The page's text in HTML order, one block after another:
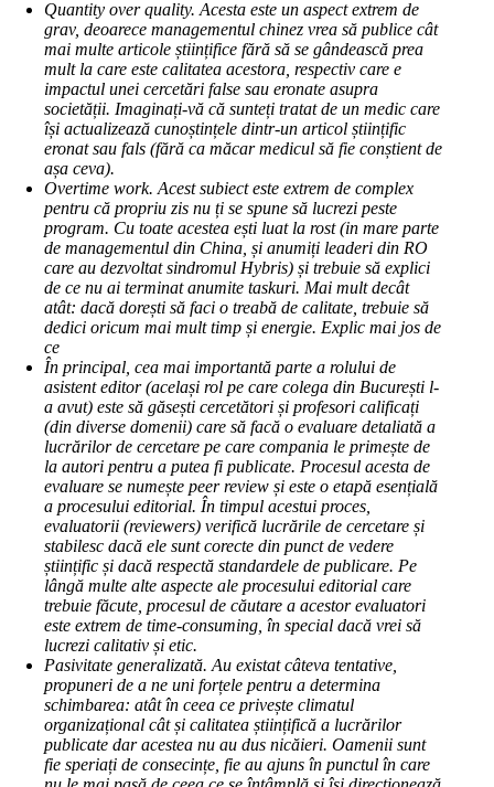
Quantity over quality. Acesta este un aspect extrem de
grav, deoarece managementul chinez vrea să publice cât
mai multe articole științifice fără să se gândească prea
mult la care este calitatea acestora, respectiv care e
impactul unei cercetări false sau eronate asupra
societății. Imaginați-vă că sunteți tratat de un medic care
își actualizează cunoștințele dintr-un articol științific
eronat sau fals (fără ca măcar medicul să fie conștient de
așa ceva).
Overtime work. Acest subiect este extrem de complex
pentru că propriu zis nu ți se spune să lucrezi peste
program. Cu toate acestea ești luat la rost (in mare parte
de managementul din China, și anumiți leaderi din RO
care au dezvoltat sindromul Hybris) și trebuie să explici
de ce nu ai terminat anumite taskuri. Mai mult decât
atât: dacă dorești să faci o treabă de calitate, trebuie să
dedici oricum mai mult timp și energie. Explic mai jos de
ce
În principal, cea mai importantă parte a rolului de
asistent editor (același rol pe care colega din București l-
a avut) este să găsești cercetători și profesori calificați
(din diverse domenii) care să facă o evaluare detaliată a
lucrărilor de cercetare pe care compania le primește de
la autori pentru a putea fi publicate. Procesul acesta de
evaluare se numește peer review și este o etapă esențială
a procesului editorial. În timpul acestui proces,
evaluatorii (reviewers) verifică lucrările de cercetare și
stabilesc dacă ele sunt corecte din punct de vedere
științific și dacă respectă standardele de publicare. Pe
lângă multe alte aspecte ale procesului editorial care
trebuie făcute, procesul de căutare a acestor evaluatori
este extrem de time-consuming, în special dacă vrei să
lucrezi calitativ și etic.
Pasivitate generalizată. Au existat câteva tentative,
propuneri de a ne uni forțele pentru a determina
schimbarea: atât în ceea ce privește climatul
organizațional cât și calitatea științifică a lucrărilor
publicate dar acestea nu au dus nicăieri. Oamenii sunt
fie speriați de consecințe, fie au ajuns în punctul în care